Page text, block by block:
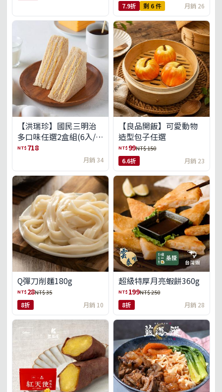
7.9折 剩 6 件 月銷 26
【洪瑞珍】國民三明治
多口味任選2盒組(6入/
盒)(免運)
NT$ 718
月銷 34
【良品開飯】可愛動物
造型包子任選
NT$ 99NT$ 150
6.6折 月銷 23
Q彈刀削麵180g
NT$ 28NT$ 35
8折 月銷 10
超級特厚月亮蝦餅360g
NT$ 199NT$ 250
8折 月銷 28